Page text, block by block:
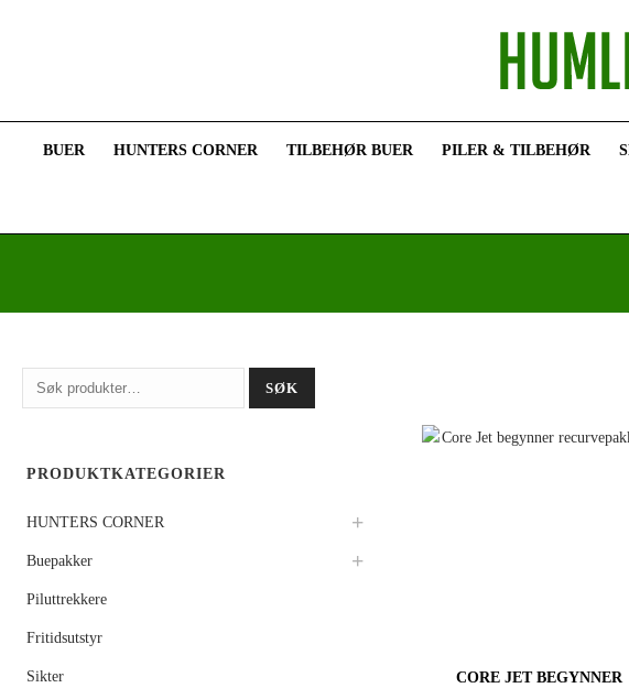
BUER HUNTERS CORNER TILBEHØR BUER PILER & TILBEHØR
CORE JET BEGYNNER
Søk
etter:
SØK
PRODUKTKATEGORIER
HUNTERS CORNER
Buepakker
Piluttrekkere
Fritidsutstyr
Sikter